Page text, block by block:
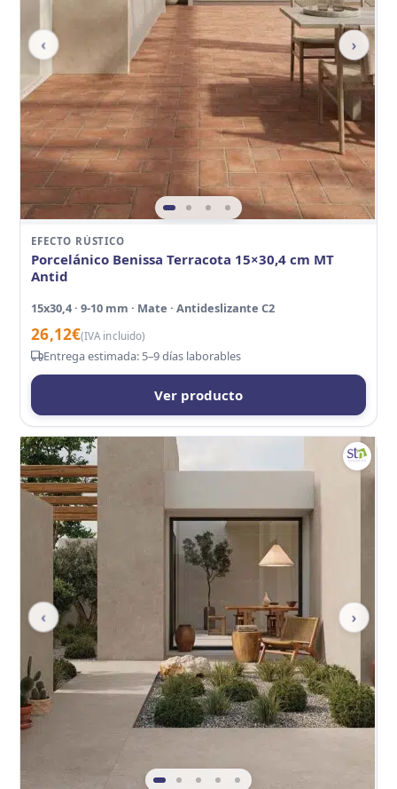
‹ ›
EFECTO RÚSTICO
Porcelánico Benissa Terracota 15×30,4 cm MT
Antid
15x30,4 · 9-10 mm · Mate · Antideslizante C2
26,12€(IVA incluido)
Entrega estimada: 5–9 días laborables
Ver producto
‹ ›